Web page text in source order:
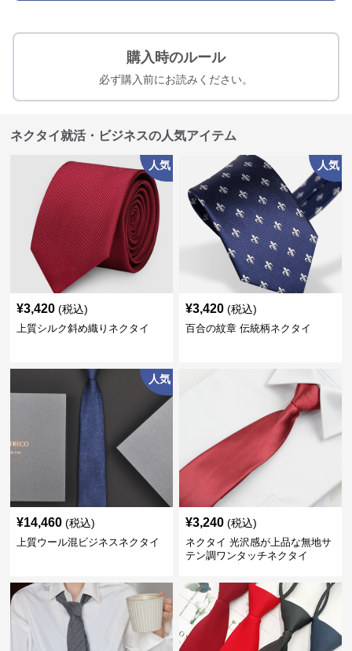
購入時のルール
必ず購入前にお読みください。
ネクタイ就活・ビジネスの人気アイテム
人気
¥3,420 (税込)
上質シルク斜め織りネクタイ
人気
¥3,420 (税込)
百合の紋章 伝統柄ネクタイ
人気
¥14,460 (税込)
上質ウール混ビジネスネクタイ
¥3,240 (税込)
ネクタイ 光沢感が上品な無地サ
テン調ワンタッチネクタイ